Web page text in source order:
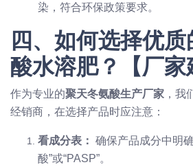
染，符合环保政策要求。
四、如何选择优
酸水溶肥？【厂家
作为专业的聚天冬氨酸生产厂家 ，我
经销商，在选择产品时应注意：
看成分表： 确保产品成分中明
酸”或“PASP”。